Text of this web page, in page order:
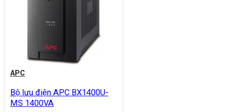
APC
Bộ lưu điện APC BX1400U-
MS 1400VA